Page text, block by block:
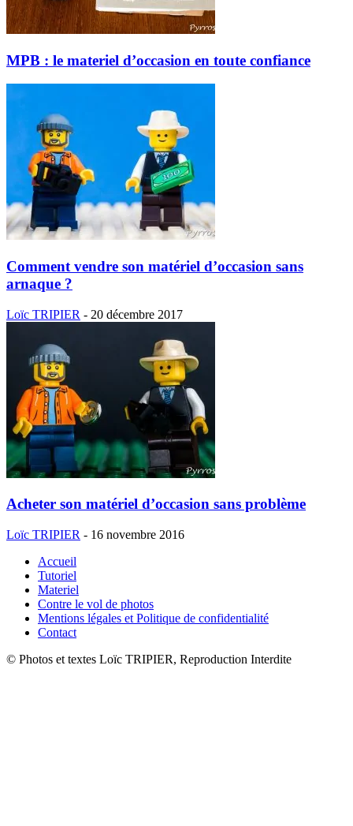
MPB : le materiel d’occasion en toute confiance
Comment vendre son matériel d’occasion sans
arnaque ?
Loïc TRIPIER - 20 décembre 2017
Acheter son matériel d’occasion sans problème
Loïc TRIPIER - 16 novembre 2016
Accueil
Tutoriel
Materiel
Contre le vol de photos
Mentions légales et Politique de confidentialité
Contact
© Photos et textes Loïc TRIPIER, Reproduction Interdite